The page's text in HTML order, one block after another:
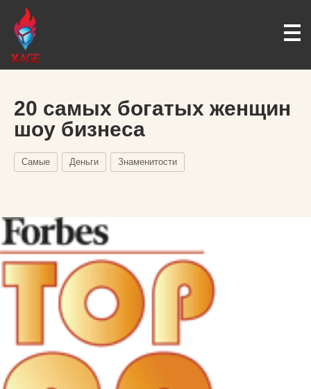
20 самых богатых женщин
шоу бизнеса
Самые Деньги Знаменитости